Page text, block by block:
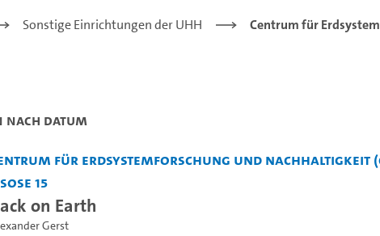
Sonstige Einrichtungen der UHH Centrum für
nach Datum
für Erdsystemforschung und Nachhaltigkeit
SoSe 15
on Earth
Gerst